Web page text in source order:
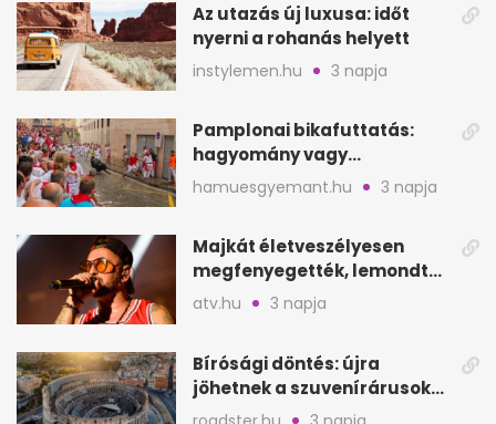
Az utazás új luxusa: időt
nyerni a rohanás helyett
instylemen.hu 3 napja
Pamplonai bikafuttatás:
hagyomány vagy
értelmetlen vérontás?
hamuesgyemant.hu 3 napja
Majkát életveszélyesen
megfenyegették, lemondta
a sepsiszentgyörgyi
atv.hu 3 napja
Bírósági döntés: újra
jöhetnek a szuvenírárusok
Európa ikonikus helyére